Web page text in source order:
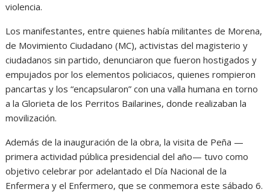
violencia.
Los manifestantes, entre quienes había militantes de Morena,
de Movimiento Ciudadano (MC), activistas del magisterio y
ciudadanos sin partido, denunciaron que fueron hostigados y
empujados por los elementos policiacos, quienes rompieron
pancartas y los “encapsularon” con una valla humana en torno
a la Glorieta de los Perritos Bailarines, donde realizaban la
movilización.
Además de la inauguración de la obra, la visita de Peña —
primera actividad pública presidencial del año— tuvo como
objetivo celebrar por adelantado el Día Nacional de la
Enfermera y el Enfermero, que se conmemora este sábado 6.